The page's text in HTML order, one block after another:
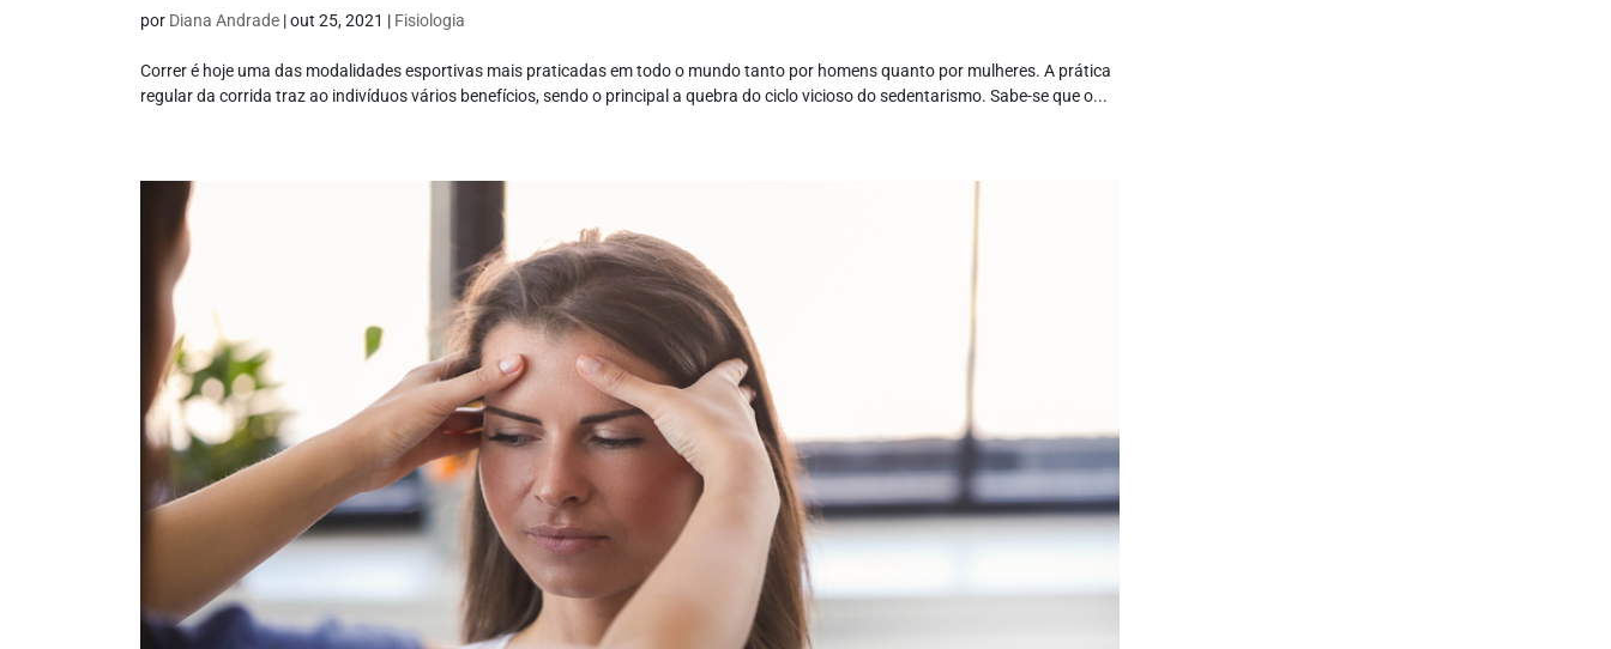
por Diana Andrade |out 25, 2021 | Fisiologia
Correr é hoje uma das modalidades esportivas mais praticadas em todo o mundo tanto por homens quanto por mulheres. A prática
regular da corrida traz ao indivíduos vários benefícios, sendo o principal a quebra do ciclo vicioso do sedentarismo. Sabe-se que o...